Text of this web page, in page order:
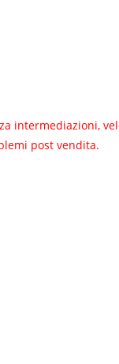
intermediazioni,
post vendita.